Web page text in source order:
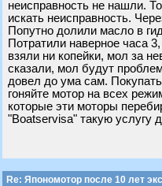
неисправность не нашли.
искать неисправность.
Попутно долили масло в
Потратили наверное часа
взяли ни копейки, мол за
сказали, мол будут
довел до ума сам.
гоняйте мотор на всех
которые эти моторы
"Boatservisа" такую услугу
Re: Япономотор после 10 лет